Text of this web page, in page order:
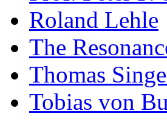
Roland Lehle
The
Thomas
Tobias von